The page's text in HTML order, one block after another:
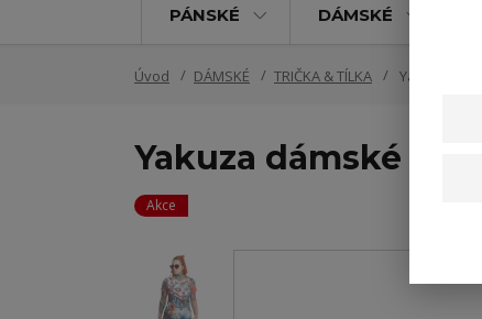
PÁNSKÉ DÁMSKÉ
Úvod DÁMSKÉ TRIČKA & TÍLKA Yakuza
Yakuza dámské
Akce